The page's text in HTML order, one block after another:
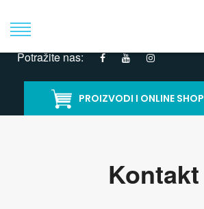
Potražite nas:
PROIZVODI I ONLINE SHOP
Kontakt